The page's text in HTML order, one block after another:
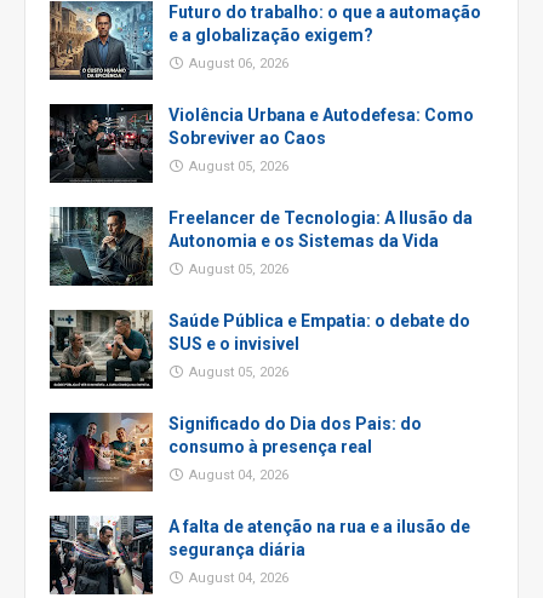
Futuro do trabalho: o que a automação
e a globalização exigem?
August 06, 2026
Violência Urbana e Autodefesa: Como
Sobreviver ao Caos
August 05, 2026
Freelancer de Tecnologia: A Ilusão da
Autonomia e os Sistemas da Vida
August 05, 2026
Saúde Pública e Empatia: o debate do
SUS e o invisivel
August 05, 2026
Significado do Dia dos Pais: do
consumo à presença real
August 04, 2026
A falta de atenção na rua e a ilusão de
segurança diária
August 04, 2026